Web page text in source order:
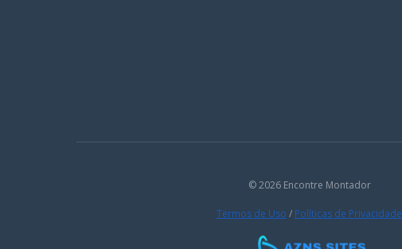
© 2026 Encontre Montador
Termos de Uso / Políticas de Privacidade